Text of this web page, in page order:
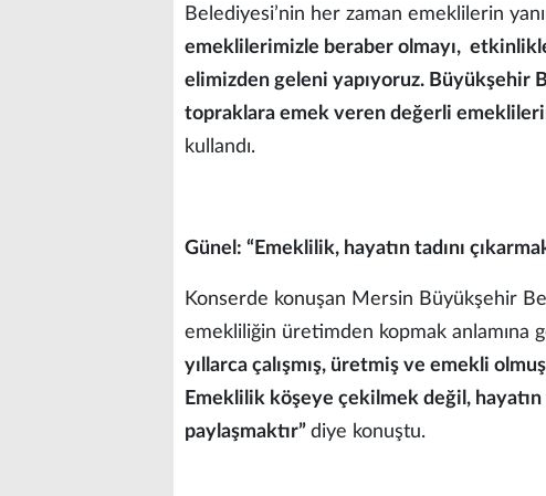
Belediyesi’nin her zaman emeklilerin
emeklilerimizle beraber olmayı,
elimizden geleni yapıyoruz. Büyükşehir
topraklara emek veren değerli
kullandı.
Günel: “Emeklilik, hayatın tadını
Konserde konuşan Mersin Büyükşehir
emekliliğin üretimden kopmak anlamına
yıllarca çalışmış, üretmiş ve emekli
Emeklilik köşeye çekilmek değil,
paylaşmaktır” diye konuştu.